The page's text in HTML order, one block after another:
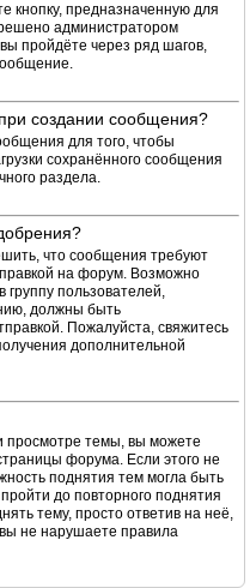
кнопку, предназначенную для
администратором
пройдёте через ряд шагов,
создании сообщения?
для того, чтобы
сохранённого сообщения
раздела.
что сообщения требуют
на форум. Возможно
группу пользователей,
должны быть
Пожалуйста, свяжитесь
дополнительной
просмотре темы, вы можете
форума. Если этого не
поднятия тем могла быть
до повторного поднятия
тему, просто ответив на неё,
не нарушаете правила